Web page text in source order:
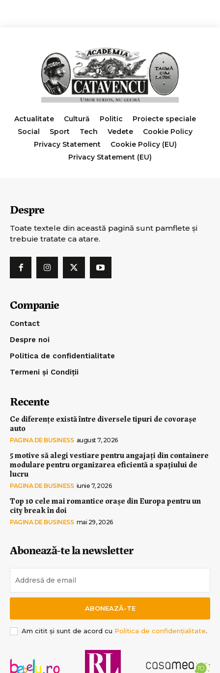
Actualitate Cultură Politic
Proiecte speciale
Social
Sport Tech Vedete
Cookie Policy
Privacy Statement
Cookie Policy (EU)
Privacy Statement (EU)
Despre
Toate textele din această pagină sunt pamflete şi
trebuie tratate ca atare.
Companie
Contact
Despre noi
Politica de confidentialitate
Termeni și Condiții
Recente
Ce diferențe există între diversele tipuri de covorașe
auto
PAGINA DE BUSINESS august 7, 2026
5 motive să alegi vestiare pentru angajați din containere
modulare pentru organizarea eficientă a spațiului de
lucru
PAGINA DE BUSINESS iunie 7, 2026
Top 10 cele mai romantice orașe din Europa pentru un
city break în doi
PAGINA DE BUSINESS mai 29, 2026
Abonează-te la newsletter
ABONEAZĂ-TE
Am citit și sunt de acord cu Politica de confidențialitate.